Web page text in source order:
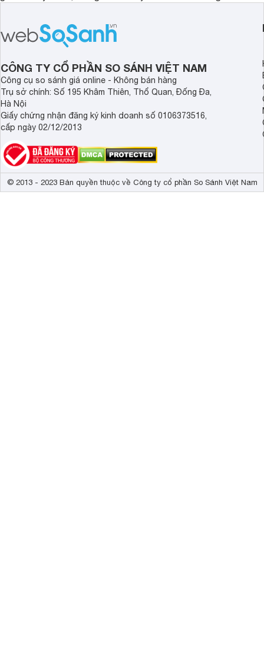
hợp đáng chú ý khi có mức giá dễ
tiếp cận hơn dù mới ra mắt trong năm
tảng Google TV
nghệ hỗ trợ nâng
CÔNG TY CỔ PHẦN SO SÁNH VIỆT NAM
Công cụ so sánh giá online - Không bán hàng
Trụ sở chính: Số 195 Khâm Thiên, Thổ Quan, Đống Đa,
Hà Nội
Giấy chứng nhận đăng ký kinh doanh số 0106373516,
cấp ngày 02/12/2013
© 2013 - 2023 Bản quyền thuộc về Công ty cổ phần So Sánh Việt Nam